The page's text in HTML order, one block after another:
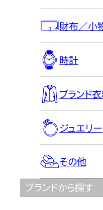
財布／小
時計
ブランド
ジュエリー
その他
ブランドから探す